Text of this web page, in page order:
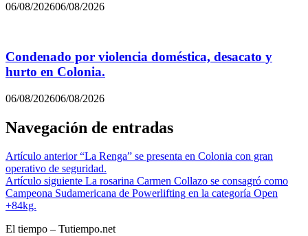
06/08/202606/08/2026
Condenado por violencia doméstica, desacato y
hurto en Colonia.
06/08/202606/08/2026
Navegación de entradas
Artículo anterior “La Renga” se presenta en Colonia con gran
operativo de seguridad.
Artículo siguiente La rosarina Carmen Collazo se consagró como
Campeona Sudamericana de Powerlifting en la categoría Open
+84kg.
El tiempo – Tutiempo.net